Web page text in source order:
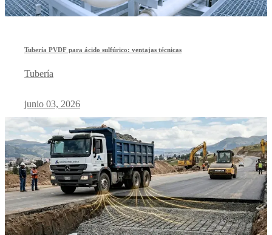
Tubería PVDF para ácido sulfúrico: ventajas técnicas
Tubería
junio 03, 2026